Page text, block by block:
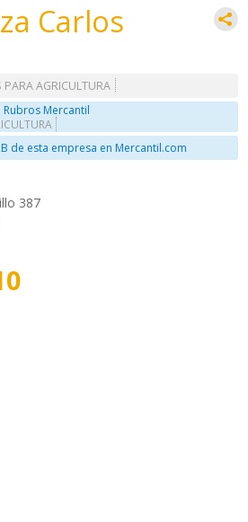
Carlos
AGRICULTURA
Mercantil
de esta empresa en Mercantil.com
387